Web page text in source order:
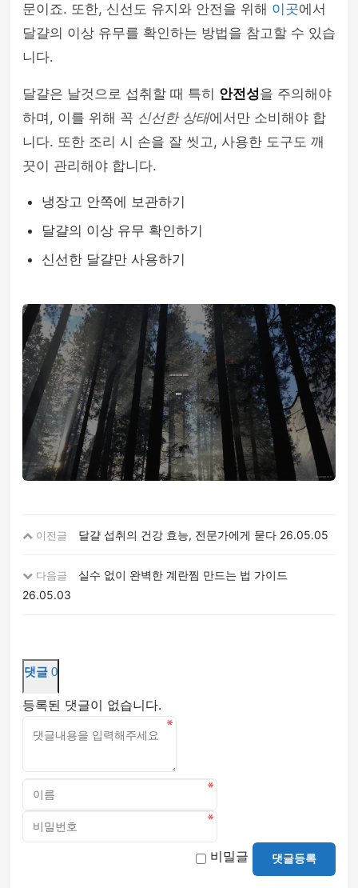
문이죠. 또한, 신선도 유지와 안전을 위해 이곳에서
달걀의 이상 유무를 확인하는 방법을 참고할 수 있습
니다.
달걀은 날것으로 섭취할 때 특히 안전성을 주의해야
하며, 이를 위해 꼭 신선한 상태에서만 소비해야 합
니다. 또한 조리 시 손을 잘 씻고, 사용한 도구도 깨
끗이 관리해야 합니다.
냉장고 안쪽에 보관하기
달걀의 이상 유무 확인하기
신선한 달걀만 사용하기
이전글 달걀 섭취의 건강 효능, 전문가에게 묻다 26.05.05
다음글
실수 없이 완벽한 계란찜 만드는 법 가이드
26.05.03
댓글 0
등록된 댓글이 없습니다.
비밀글 댓글등록